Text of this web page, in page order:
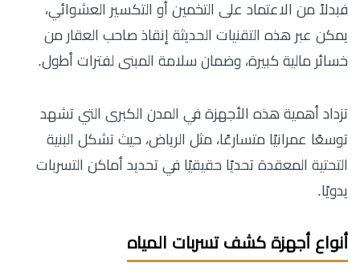
فبدلاً من الاعتماد على التخمين أو التكسير العشوائي،
يمكن عبر هذه التقنيات الحديثة إنقاذ صاحب العقار من
خسائر مالية كبيرة، وضمان سلامة المبنى لفترات أطول.
تزداد أهمية هذه الأجهزة في المدن الكبرى التي تشهد
توسعًا عمرانيًا متسارعًا، مثل الرياض، حيث تشكل البنية
التحتية المعقدة تحديًا حقيقيًا في تحديد أماكن التسربات
يدويًا.
أنواع أجهزة كشف تسربات المياه